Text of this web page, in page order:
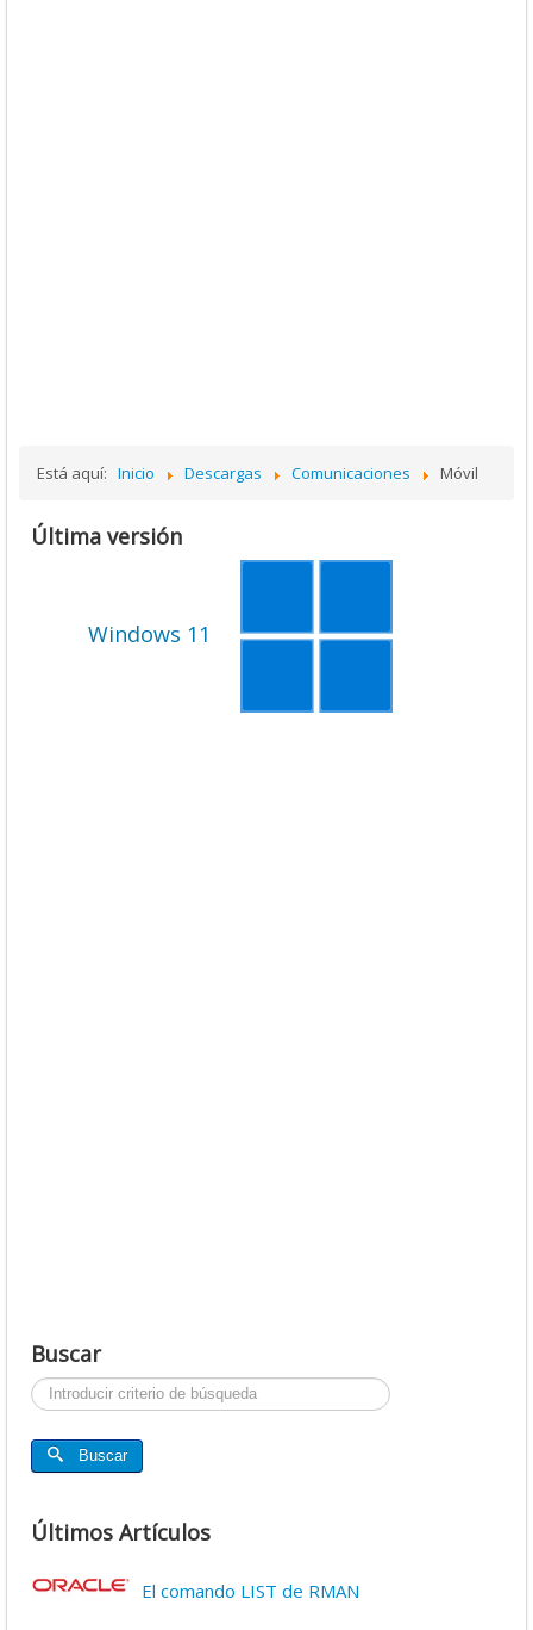
Está aquí: Inicio Descargas Comunicaciones Móvil
Última versión
Windows 11
Buscar
Buscar...
Buscar
Últimos Artículos
El comando LIST de RMAN